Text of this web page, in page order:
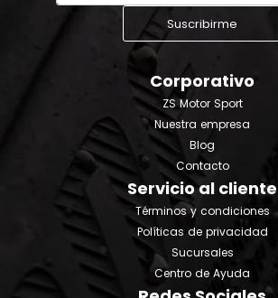
Suscribirme
Corporativo
ZS Motor Sport
Nuestra empresa
Blog
Contacto
Servicio al cliente
Términos y condiciones
Políticas de privacidad
Sucursales
Centro de Ayuda